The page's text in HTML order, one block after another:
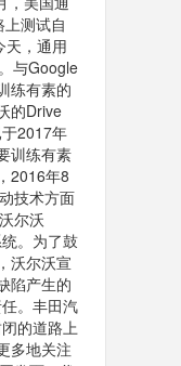
测试自
天，通用
与Google
练有素的
的Drive
2017年
训练有素
2016年8
技术方面
尔沃
。为了鼓
沃尔沃宣
陷产生的
。丰田汽
的道路上
多地关注